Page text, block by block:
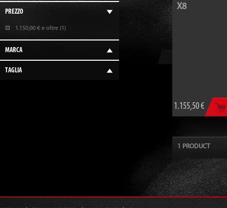
X8
1.155,50 €
1 PRODUCT
PREZZO
1.150,00 € e oltre (1)
MARCA
TAGLIA